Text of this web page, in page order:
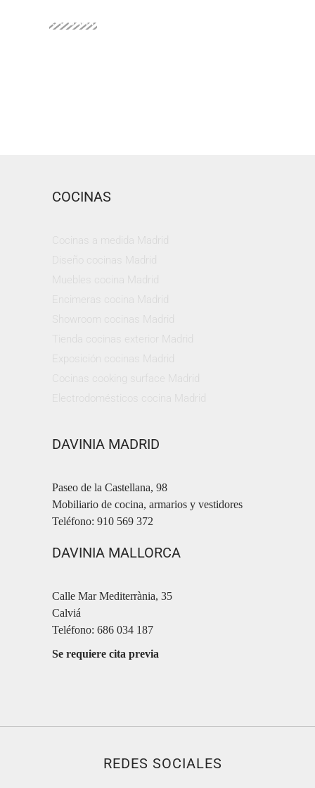
SUBMIT
COCINAS
DAVINIA MADRID
Paseo de la Castellana, 98
Mobiliario de cocina, armarios y vestidores
Teléfono: 910 569 372
DAVINIA MALLORCA
Calle Mar Mediterrània, 35
Calviá
Teléfono: 686 034 187
Se requiere cita previa
REDES SOCIALES